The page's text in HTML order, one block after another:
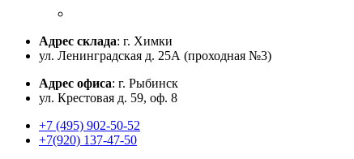
Адрес склада: г. Химки
ул. Ленинградская д. 25А (проходная №3)
Адрес офиса: г. Рыбинск
ул. Крестовая д. 59, оф. 8
+7 (495) 902-50-52
+7(920) 137-47-50